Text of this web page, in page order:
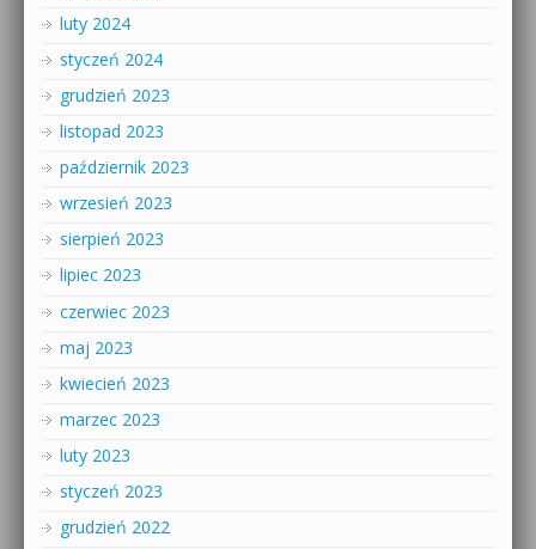
luty 2024
styczeń 2024
grudzień 2023
listopad 2023
październik 2023
wrzesień 2023
sierpień 2023
lipiec 2023
czerwiec 2023
maj 2023
kwiecień 2023
marzec 2023
luty 2023
styczeń 2023
grudzień 2022